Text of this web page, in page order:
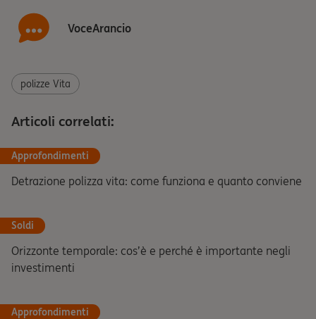
VoceArancio
polizze Vita
Articoli correlati:
Approfondimenti
Detrazione polizza vita: come funziona e quanto conviene
Soldi
Orizzonte temporale: cos’è e perché è importante negli
investimenti
Approfondimenti